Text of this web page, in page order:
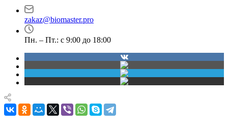
zakaz@biomaster.pro
Пн. – Пт.: с 9:00 до 18:00